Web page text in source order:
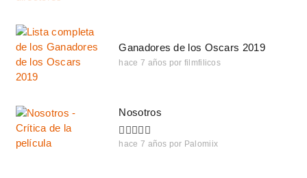
Ganadores de los Oscars 2019
hace 7 años por filmfilicos
Nosotros
hace 7 años por Palomiix